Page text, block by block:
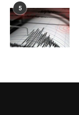
5